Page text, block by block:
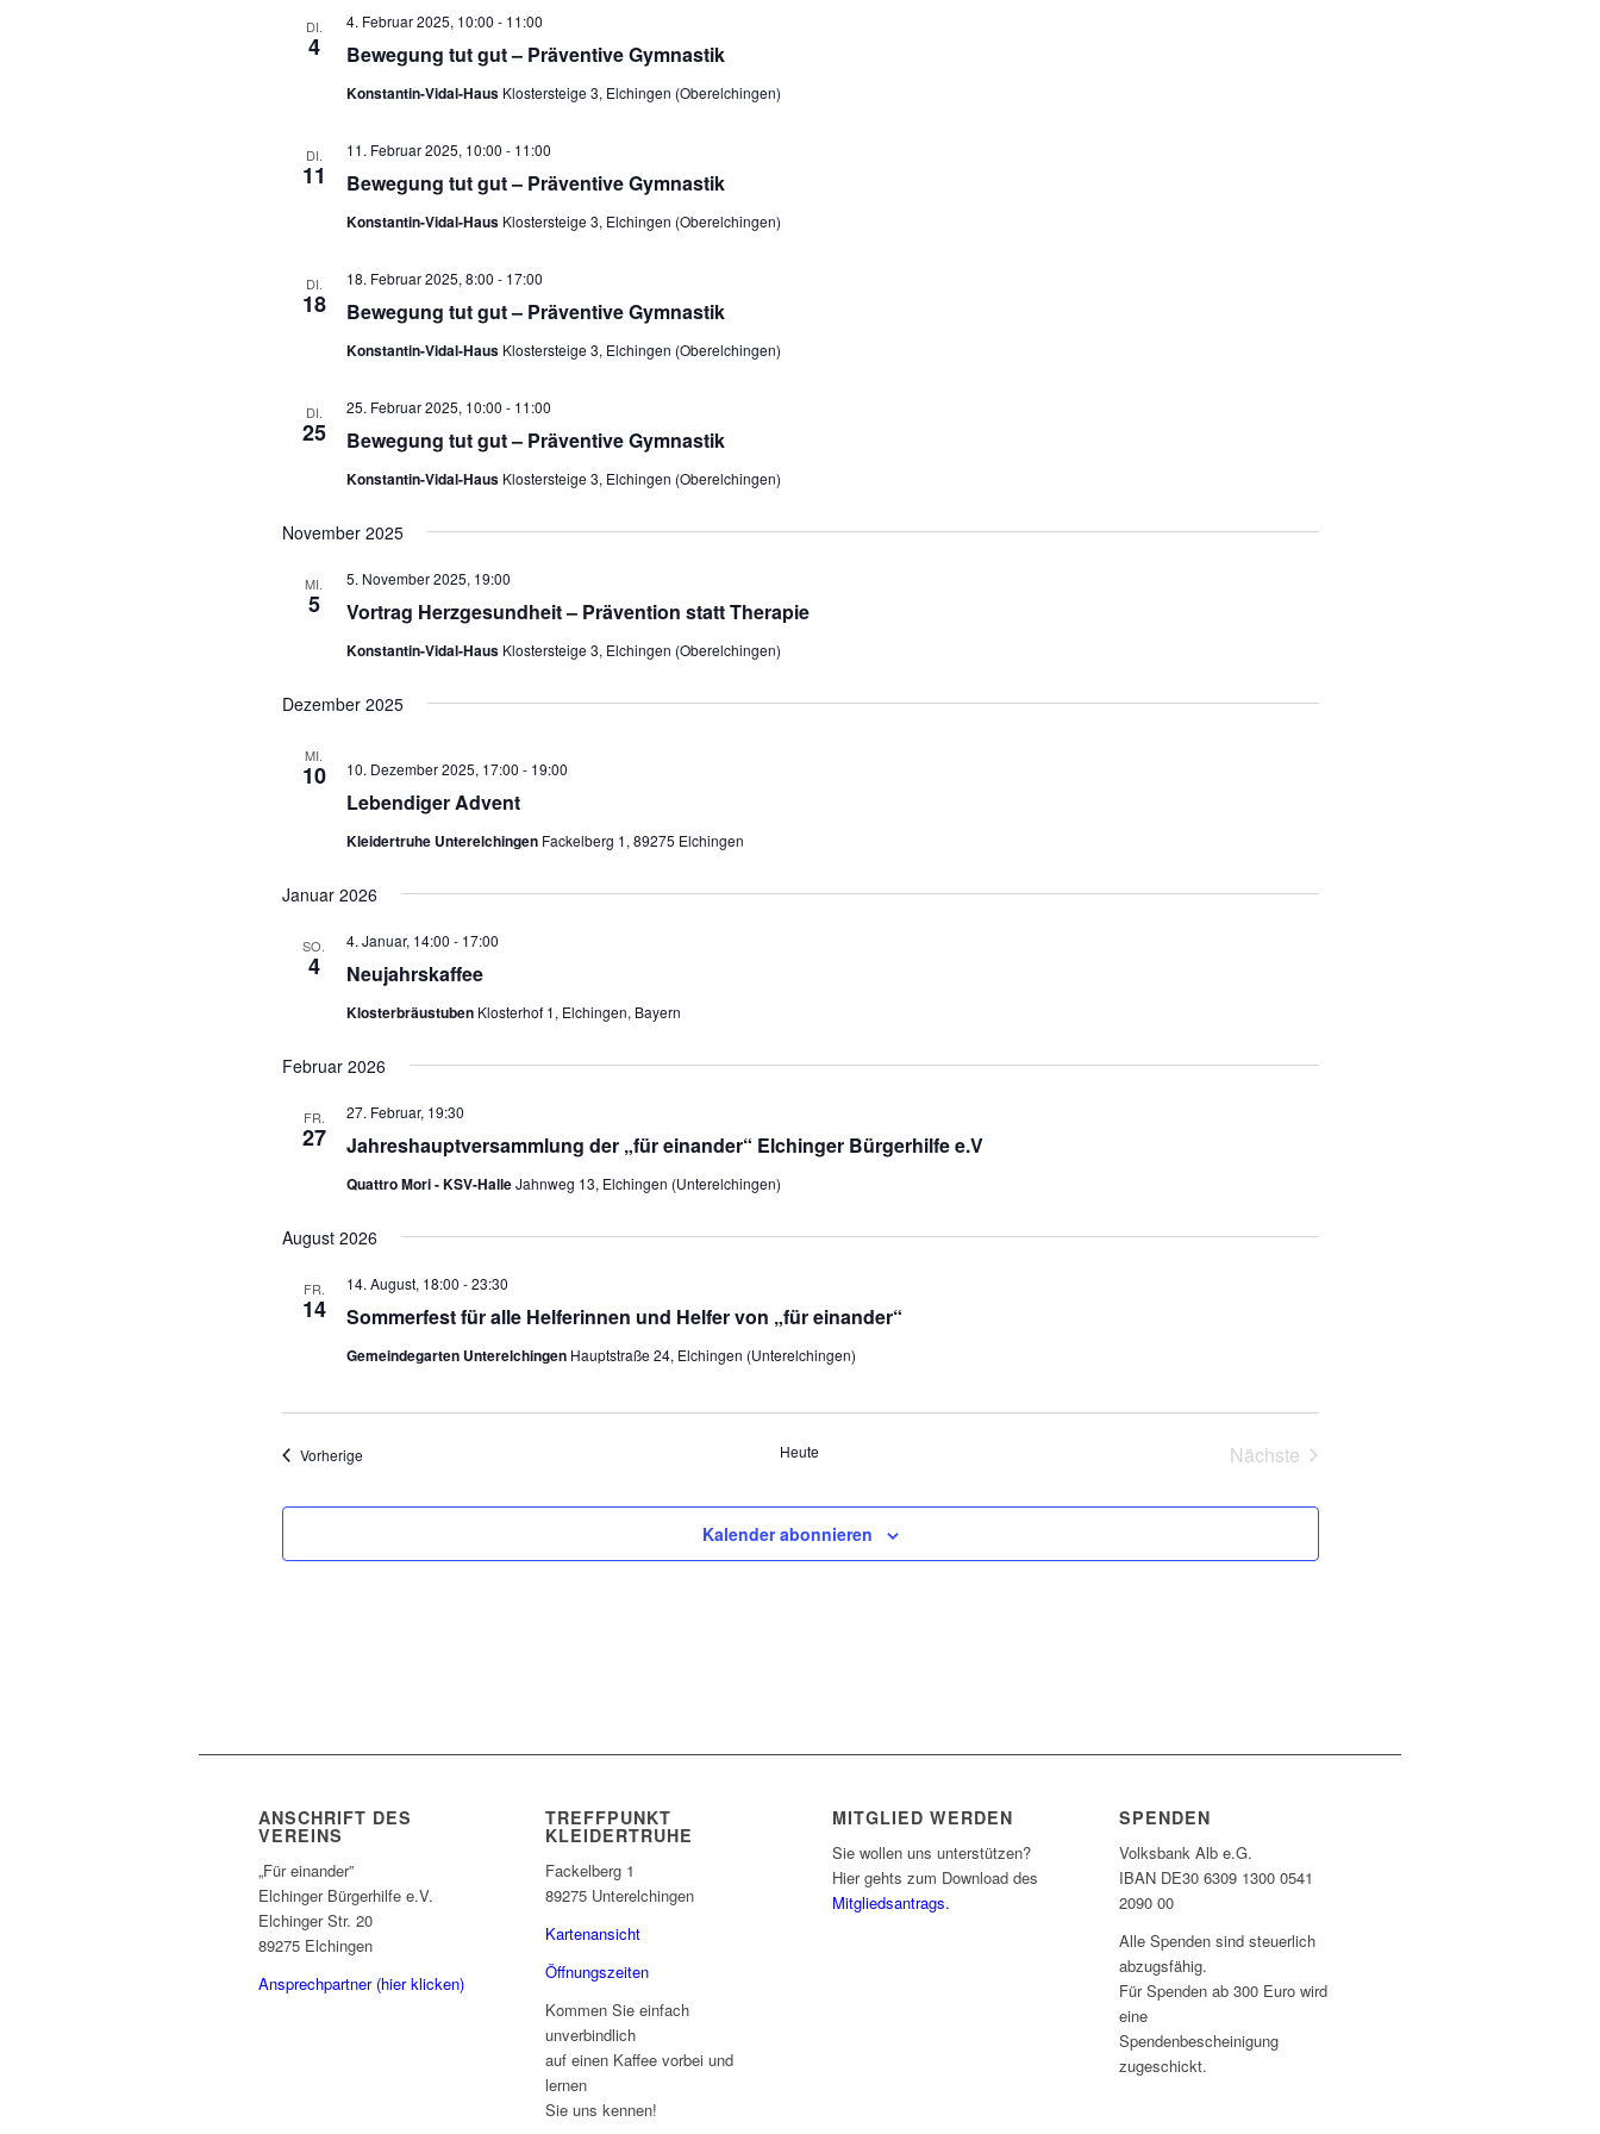
DI.
4 Bewegung tut gut – Präventive Gymnastik
4. Februar 2025, 10:00 - 11:00
Konstantin-Vidal-Haus Klostersteige 3, Elchingen (Oberelchingen)
DI.
11 Bewegung tut gut – Präventive Gymnastik
11. Februar 2025, 10:00 - 11:00
Konstantin-Vidal-Haus Klostersteige 3, Elchingen (Oberelchingen)
DI.
18 Bewegung tut gut – Präventive Gymnastik
18. Februar 2025, 8:00 - 17:00
Konstantin-Vidal-Haus Klostersteige 3, Elchingen (Oberelchingen)
DI.
25 Bewegung tut gut – Präventive Gymnastik
25. Februar 2025, 10:00 - 11:00
Konstantin-Vidal-Haus Klostersteige 3, Elchingen (Oberelchingen)
November 2025
MI.
5 Vortrag Herzgesundheit – Prävention statt Therapie
5. November 2025, 19:00
Konstantin-Vidal-Haus Klostersteige 3, Elchingen (Oberelchingen)
Dezember 2025
MI.
10
Lebendiger Advent
10. Dezember 2025, 17:00 - 19:00
Kleidertruhe Unterelchingen Fackelberg 1, 89275 Elchingen
Januar 2026
SO.
4 Neujahrskaffee
4. Januar, 14:00 - 17:00
Klosterbräustuben Klosterhof 1, Elchingen, Bayern
Februar 2026
FR.
27 Jahreshauptversammlung der „für einander“ Elchinger Bürgerhilfe e.V
27. Februar, 19:30
Quattro Mori - KSV-HalleJahnweg 13, Elchingen (Unterelchingen)
August 2026
FR.
14 Sommerfest für alle Helferinnen und Helfer von „für einander“
14. August, 18:00 -23:30
Gemeindegarten Unterelchingen Hauptstraße 24, Elchingen (Unterelchingen)
VorherigeVeranstaltungen Heute
Nächste
Kalender abonnieren
ANSCHRIFT DES
VEREINS
„Für einander”
Elchinger Bürgerhilfe e.V.
Elchinger Str. 20
89275 Elchingen
Ansprechpartner (hier klicken)
TREFFPUNKT
KLEIDERTRUHE
Fackelberg 1
89275 Unterelchingen
Kartenansicht
Öffnungszeiten
Kommen Sie einfach
unverbindlich
auf einen Kaffee vorbei und
lernen
Sie uns kennen!
MITGLIED WERDEN
Sie wollen uns unterstützen?
Hier gehts zum Download des
Mitgliedsantrags.
SPENDEN
Volksbank Alb e.G.
IBAN DE30 6309 1300 0541
2090 00
Alle Spenden sind steuerlich
abzugsfähig.
Für Spenden ab 300 Euro wird
eine
Spendenbescheinigung
zugeschickt.